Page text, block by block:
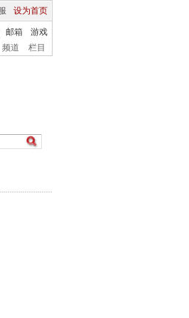
设为首页
邮箱
游戏
频道 栏目